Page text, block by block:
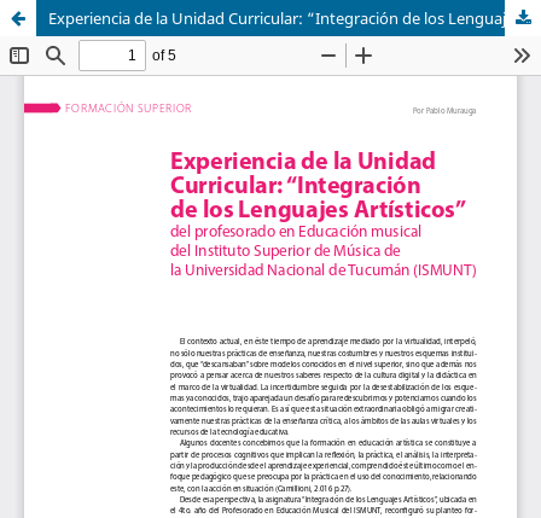
Experiencia de la Unidad Curricular: “Integración de los Lenguajes Artísticos” del profesorado en Educación musical del Instituto Superior de Música de la Universidad Nacional de Tucumán (ISMUNT)